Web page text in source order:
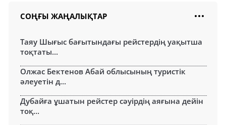
СОҢҒЫ ЖАҢАЛЫҚТАР
Таяу Шығыс бағытындағы рейстердің уақытша
тоқтаты...
Олжас Бектенов Абай облысының туристік
әлеуетін д...
Дубайға ұшатын рейстер сәуірдің аяғына дейін
тоқ...